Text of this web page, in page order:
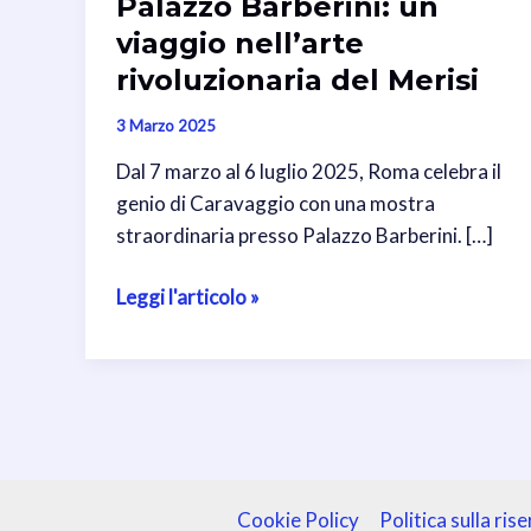
viaggio nell’arte
rivoluzionaria del Merisi
3 Marzo 2025
Dal 7 marzo al 6 luglio 2025, Roma celebra il
genio di Caravaggio con una mostra
straordinaria presso Palazzo Barberini. […]
Caravaggio
Leggi l'articolo »
Cookie Policy Politica sulla